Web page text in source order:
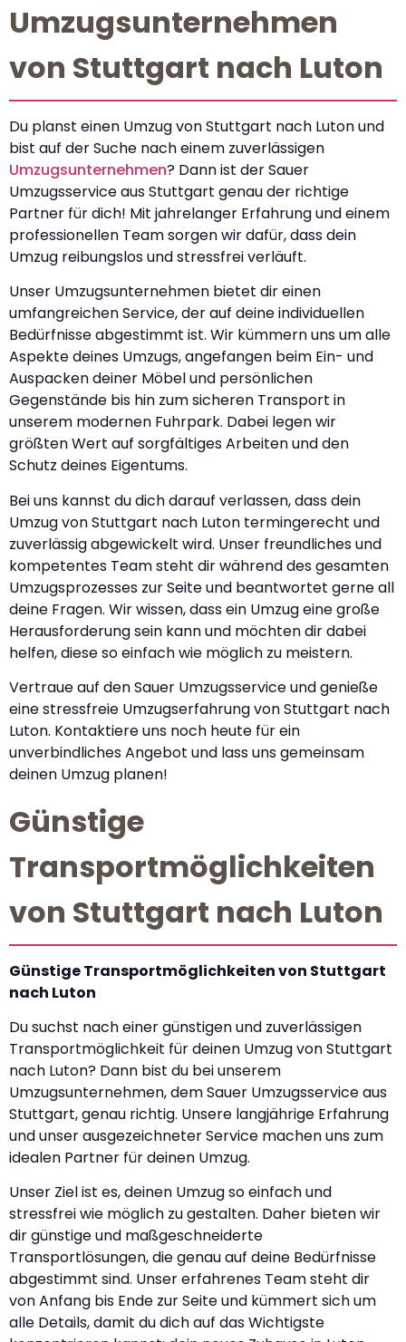
Umzugsunternehmen
von Stuttgart nach Luton
Du planst einen Umzug von Stuttgart nach Luton und
bist auf der Suche nach einem zuverlässigen
Umzugsunternehmen? Dann ist der Sauer
Umzugsservice aus Stuttgart genau der richtige
Partner für dich! Mit jahrelanger Erfahrung und einem
professionellen Team sorgen wir dafür, dass dein
Umzug reibungslos und stressfrei verläuft.
Unser Umzugsunternehmen bietet dir einen
umfangreichen Service, der auf deine individuellen
Bedürfnisse abgestimmt ist. Wir kümmern uns um alle
Aspekte deines Umzugs, angefangen beim Ein- und
Auspacken deiner Möbel und persönlichen
Gegenstände bis hin zum sicheren Transport in
unserem modernen Fuhrpark. Dabei legen wir
größten Wert auf sorgfältiges Arbeiten und den
Schutz deines Eigentums.
Bei uns kannst du dich darauf verlassen, dass dein
Umzug von Stuttgart nach Luton termingerecht und
zuverlässig abgewickelt wird. Unser freundliches und
kompetentes Team steht dir während des gesamten
Umzugsprozesses zur Seite und beantwortet gerne all
deine Fragen. Wir wissen, dass ein Umzug eine große
Herausforderung sein kann und möchten dir dabei
helfen, diese so einfach wie möglich zu meistern.
Vertraue auf den Sauer Umzugsservice und genieße
eine stressfreie Umzugserfahrung von Stuttgart nach
Luton. Kontaktiere uns noch heute für ein
unverbindliches Angebot und lass uns gemeinsam
deinen Umzug planen!
Günstige
Transportmöglichkeiten
von Stuttgart nach Luton
Günstige Transportmöglichkeiten von Stuttgart
nach Luton
Du suchst nach einer günstigen und zuverlässigen
Transportmöglichkeit für deinen Umzug von Stuttgart
nach Luton? Dann bist du bei unserem
Umzugsunternehmen, dem Sauer Umzugsservice aus
Stuttgart, genau richtig. Unsere langjährige Erfahrung
und unser ausgezeichneter Service machen uns zum
idealen Partner für deinen Umzug.
Unser Ziel ist es, deinen Umzug so einfach und
stressfrei wie möglich zu gestalten. Daher bieten wir
dir günstige und maßgeschneiderte
Transportlösungen, die genau auf deine Bedürfnisse
abgestimmt sind. Unser erfahrenes Team steht dir
von Anfang bis Ende zur Seite und kümmert sich um
alle Details, damit du dich auf das Wichtigste